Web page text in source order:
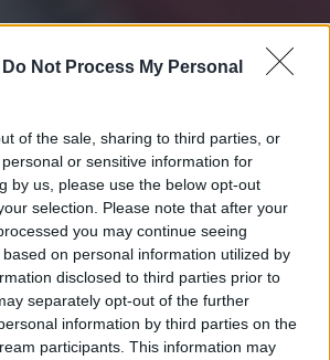
Do Not Process My Personal
of the sale, sharing to third parties, or
or sensitive information for
by us, please use the below opt-out
selection. Please note that after your
you may continue seeing
on personal information utilized by
disclosed to third parties prior to
separately opt-out of the further
information by third parties on the
participants. This information may
egyáltalán nem
év
10. DEVECSAI JÁNOS